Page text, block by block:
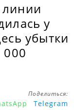
у
убытки
000
Поделиться:
Telegram